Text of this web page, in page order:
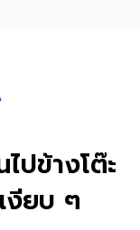
ปข้างโต๊ะ
งียบ ๆ